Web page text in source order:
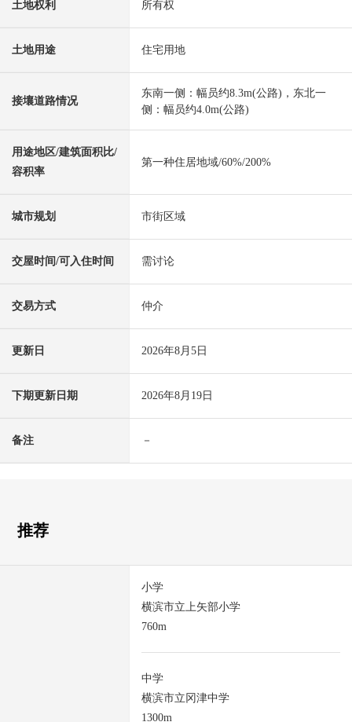
土地权利 所有权
土地用途 住宅用地
接壤道路情况
东南一侧：幅员约8.3m(公路)，东北一
侧：幅员约4.0m(公路)
用途地区/建筑面积比/
容积率
第一种住居地域/60%/200%
城市规划 市街区域
交屋时间/可入住时间 需讨论
交易方式 仲介
更新日 2026年8月5日
下期更新日期 2026年8月19日
备注 －
推荐
小学
横滨市立上矢部小学
760m
中学
横滨市立冈津中学
1300m